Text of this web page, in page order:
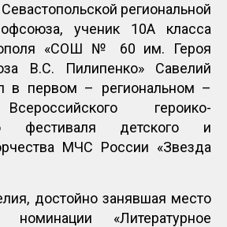
региональной
ученик 10А класса
«СОШ № 60 им. Героя
В.С. Пилипенко» Савелий
в первом – региональном –
героико-
фестиваля детского и
МЧС России «Звезда
достойно занявшая место
«Литературное